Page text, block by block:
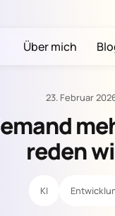
Über mich
23. Februar
reden
KI